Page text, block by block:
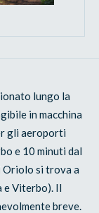
lungo la
in macchina
gli aeroporti
e 10 minuti dal
Oriolo si trova a
e Viterbo). Il
breve.